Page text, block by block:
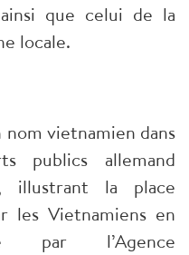
que celui de la
locale.
nom vietnamien dans
publics allemand
illustrant la place
les Vietnamiens en
par l’Agence